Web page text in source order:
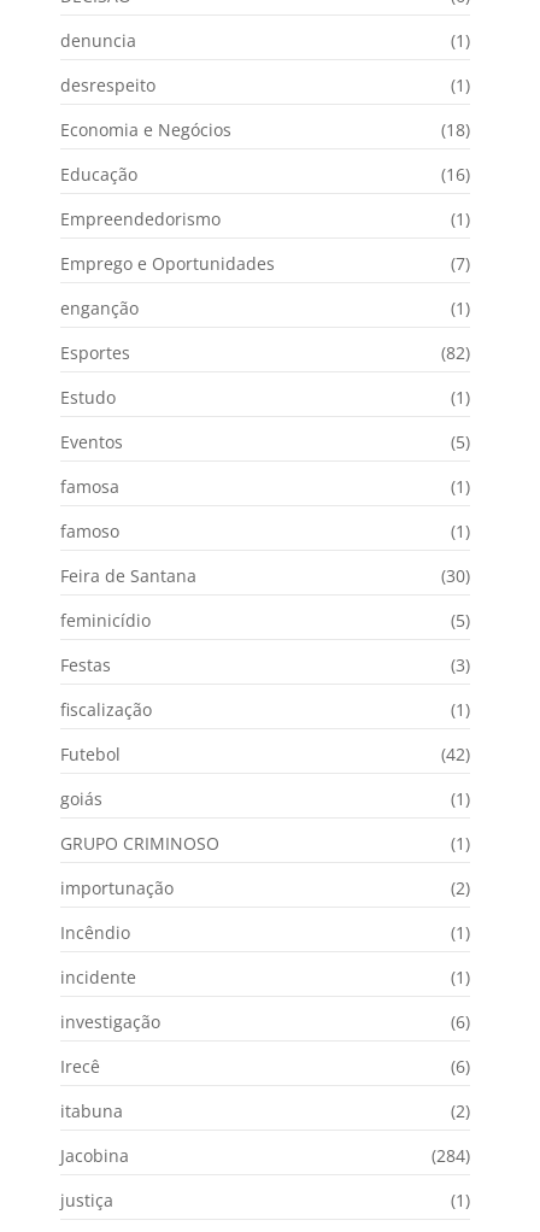
denuncia
(1)
desrespeito
(1)
Economia e Negócios
(18)
Educação
(16)
Empreendedorismo
(1)
Emprego e Oportunidades
(7)
enganção
(1)
Esportes
(82)
Estudo
(1)
Eventos
(5)
famosa
(1)
famoso
(1)
Feira de Santana
(30)
feminicídio
(5)
Festas
(3)
fiscalização
(1)
Futebol
(42)
goiás
(1)
GRUPO CRIMINOSO
(1)
importunação
(2)
Incêndio
(1)
incidente
(1)
investigação
(6)
Irecê
(6)
itabuna
(2)
Jacobina
(284)
justiça
(1)